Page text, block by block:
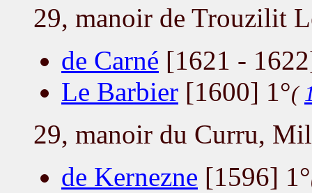
29, manoir de Trouzilit
de Carné [1621 -
Le Barbier [1600] 1°(
29, manoir du Curru,
de Kernezne [1596] 1°